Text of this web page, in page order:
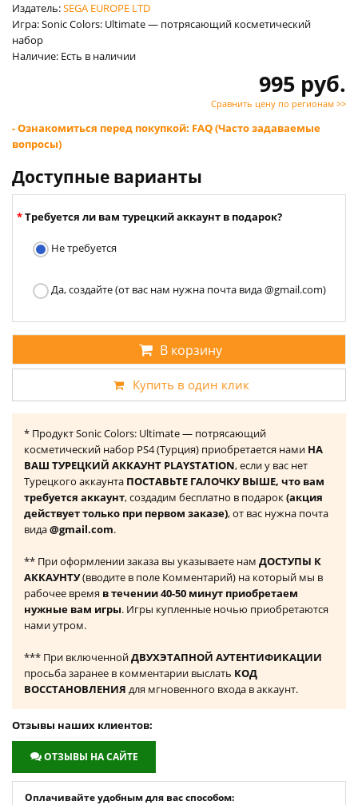
Издатель:SEGA EUROPE LTD
Игра: Sonic Colors: Ultimate — потрясающий косметический
набор
Наличие: Есть в наличии
995 руб.
Сравнить цену по регионам >>
- Ознакомиться перед покупкой: FAQ (Часто задаваемые
вопросы)
Доступные варианты
Требуется ли вам турецкий аккаунт в подарок?
Не требуется
Да, создайте (от вас нам нужна почта вида @gmail.com)
В корзину
Купить в один клик
* Продукт Sonic Colors: Ultimate — потрясающий
косметический набор PS4 (Турция) приобретается нами НА
ВАШ ТУРЕЦКИЙ АККАУНТ PLAYSTATION, если у вас нет
Турецкого аккаунта ПОСТАВЬТЕ ГАЛОЧКУ ВЫШЕ, что вам
требуется аккаунт, создадим бесплатно в подарок(акция
действует только при первом заказе), от вас нужна почта
вида@gmail.com.
** При оформлении заказа вы указываете нам ДОСТУПЫ К
АККАУНТУ(вводите в поле Комментарий) на который мы в
рабочее время в течении 40-50 минут приобретаем
нужные вам игры. Игры купленные ночью приобретаются
нами утром.
*** При включеннойДВУХЭТАПНОЙ АУТЕНТИФИКАЦИИ
просьба заранее в комментарии выслать КОД
ВОССТАНОВЛЕНИЯ для мгновенного входа в аккаунт.
Отзывы наших клиентов:
ОТЗЫВЫ НА САЙТЕ
Оплачивайте удобным для вас способом: